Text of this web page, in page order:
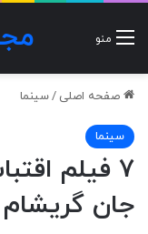
منو
صفحه اصلی /سینما
سینما
۷ فیلم‌
جان گریشام